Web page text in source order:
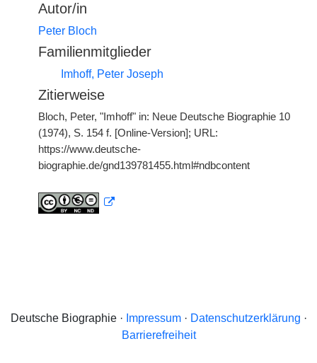
Autor/in
Peter Bloch
Familienmitglieder
Imhoff, Peter Joseph
Zitierweise
Bloch, Peter, "Imhoff" in: Neue Deutsche Biographie 10
(1974), S. 154 f. [Online-Version]; URL:
https://www.deutsche-
biographie.de/gnd139781455.html#ndbcontent
Deutsche Biographie · Impressum· Datenschutzerklärung ·
Barrierefreiheit